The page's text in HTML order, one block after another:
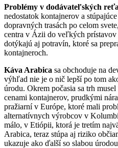
Problémy v dodávateľských
nedostatok kontajnerov a
dopravných trasách po celom
centra v Ázii do veľkých prístavov
dotýkajú aj potravín, ktoré sa
kontajneroch.
Káva Arabica sa obchoduje na
výhľad nie je o nič lepší po tom
úrodu. Okrem počasia sa trh
cenami kontajnerov, prudkými
pražiarní v Európe, ktoré mali
alternatívnych výrobcov v
málo, v Etiópii, ktorá je tretím
Arabica, teraz stúpa aj riziko
ukazuje ako ďalší so slabou